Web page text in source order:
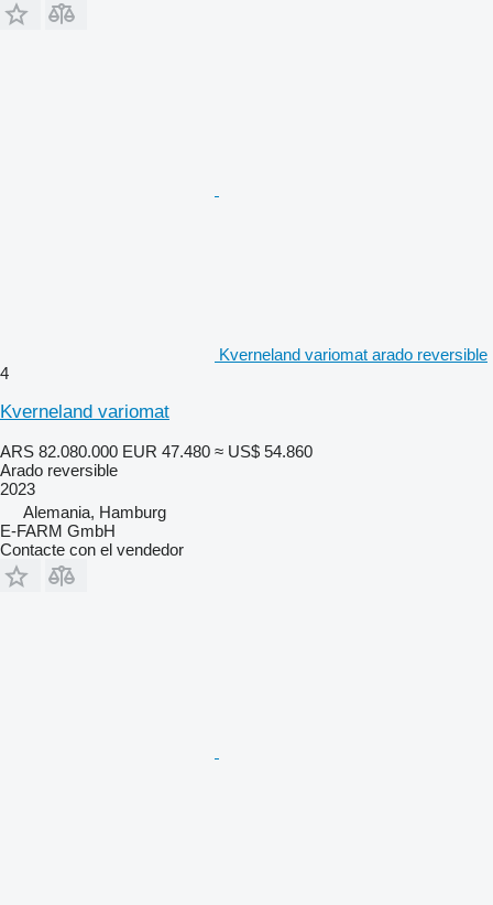
Kverneland variomat arado reversible
4
Kverneland variomat
ARS 82.080.000 EUR 47.480 ≈ US$ 54.860
Arado reversible
2023
Alemania, Hamburg
E-FARM GmbH
Contacte con el vendedor